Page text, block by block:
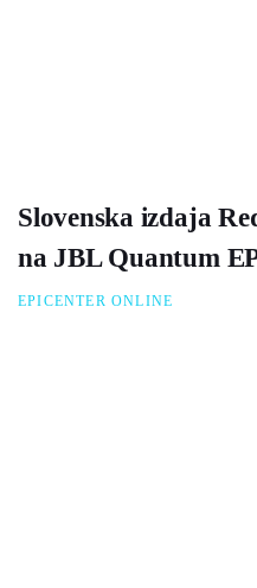
Slovenska izdaja
na JBL Quantum
EPICENTER ONLINE